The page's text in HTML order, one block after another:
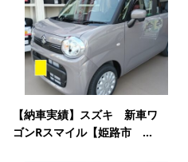
【納車実績】スズキ 新車ワ
ゴンRスマイル【姫路市 ...